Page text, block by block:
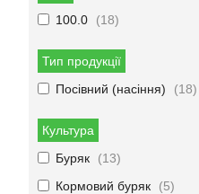
100.0
18
Тип продукції
Посівний (насіння)
18
Культура
Буряк
13
Кормовий буряк
5